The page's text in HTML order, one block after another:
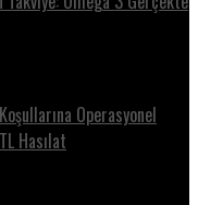
Operasyonel
Hasılat